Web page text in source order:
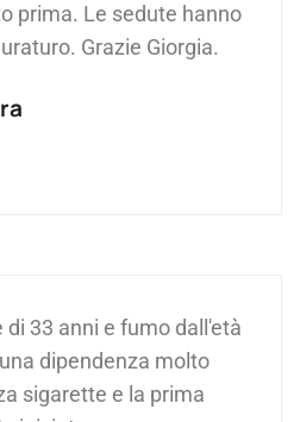
prima. Le sedute hanno
Grazie Giorgia.
33 anni e fumo dall'età
dipendenza molto
sigarette e la prima